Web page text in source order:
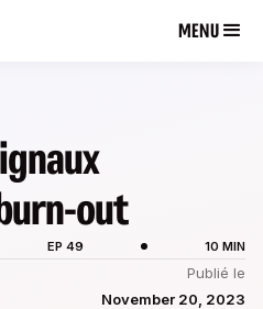
MENU
out
EP 49 10 MIN
Publié le
November 20, 2023